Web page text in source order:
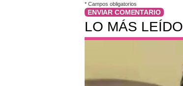
* Campos obligatorios
ENVIAR COMENTARIO
LO MÁS LEÍDO